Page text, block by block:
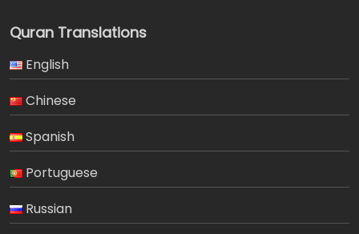
Quran Translations
English
Chinese
Spanish
Portuguese
Russian